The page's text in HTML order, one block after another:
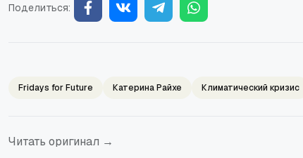
Поделиться:
Fridays for Future Катерина Райхе Климатический кризис
Читать оригинал →